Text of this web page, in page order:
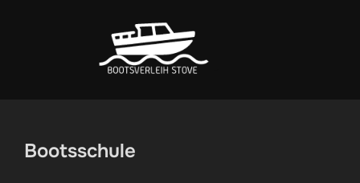
Bootsschule